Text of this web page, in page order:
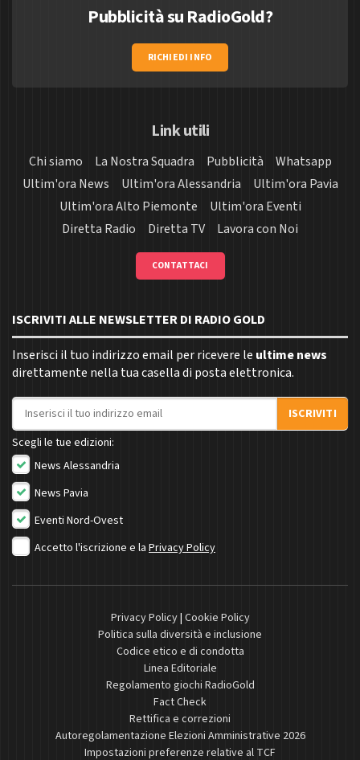
Pubblicità su RadioGold?
RICHIEDI INFO
Link utili
Chi siamo La Nostra Squadra Pubblicità
Whatsapp
Ultim'ora News
Ultim'ora Alessandria
Ultim'ora Pavia
Ultim'ora Alto Piemonte
Ultim'ora Eventi
Diretta Radio
Diretta TV Lavora con Noi
CONTATTACI
ISCRIVITI ALLE NEWSLETTER DI RADIO GOLD
Inserisci il tuo indirizzo email per ricevere le ultime news
direttamente nella tua casella di posta elettronica.
Indirizzo email
ISCRIVITI
Scegli le tue edizioni:
News Alessandria
News Pavia
Eventi Nord-Ovest
Accetto l'iscrizione e la Privacy Policy
Privacy Policy| Cookie Policy
Politica sulla diversità e inclusione
Codice etico e di condotta
Linea Editoriale
Regolamento giochi RadioGold
Fact Check
Rettifica e correzioni
Autoregolamentazione Elezioni Amministrative 2026
Impostazioni preferenze relative al TCF